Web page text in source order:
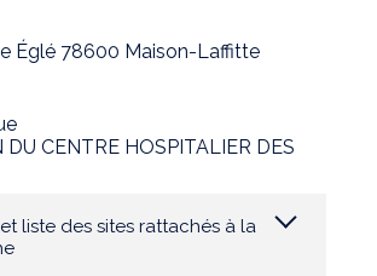
Églé 78600 Maison-Laffitte
CENTRE HOSPITALIER DES
liste des sites rattachés à la